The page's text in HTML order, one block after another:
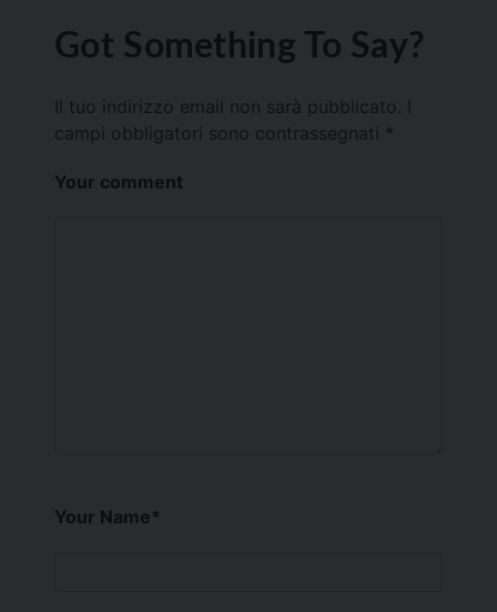
Got Something To Say?
Il tuo indirizzo email non sarà pubblicato.
campi obbligatori sono contrassegnati *
Your comment
Your Name*